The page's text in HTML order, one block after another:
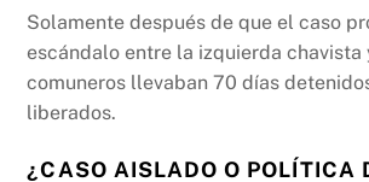
Solamente después de que el caso
escándalo entre la izquierda chavista
comuneros llevaban 70 días
liberados.
¿CASO AISLADO O POLÍTICA